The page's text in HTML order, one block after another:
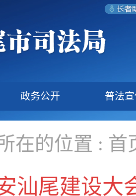
政务公开 普法
在的位置 : 首
汕尾建设大